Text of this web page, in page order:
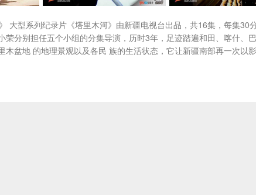
大型系列纪录片《塔里木河》由新疆电视台出品，共16集，每集30
荣分别担任五个小组的分集导演，历时3年，足迹踏遍和田、喀什、
木盆地 的地理景观以及各民 族的生活状态，它让新疆南部再一次以